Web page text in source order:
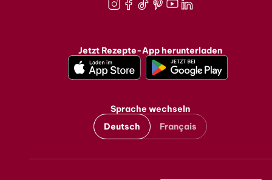
Jetzt Rezepte-App herunterladen
Sprache wechseln
Deutsch
Français